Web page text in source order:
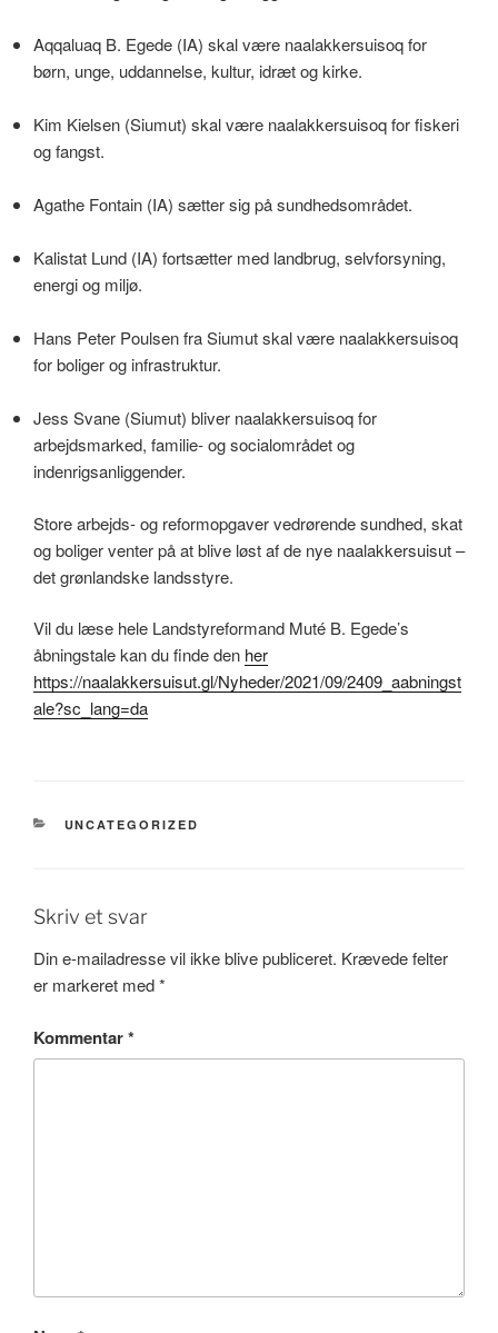
Aqqaluaq B. Egede (IA) skal være naalakkersuisoq for
børn, unge, uddannelse, kultur, idræt og kirke.
Kim Kielsen (Siumut) skal være naalakkersuisoq for fiskeri
og fangst.
Agathe Fontain (IA) sætter sig på sundhedsområdet.
Kalistat Lund (IA) fortsætter med landbrug, selvforsyning,
energi og miljø.
Hans Peter Poulsen fra Siumut skal være naalakkersuisoq
for boliger og infrastruktur.
Jess Svane (Siumut) bliver naalakkersuisoq for
arbejdsmarked, familie- og socialområdet og
indenrigsanliggender.
Store arbejds- og reformopgaver vedrørende sundhed, skat
og boliger venter på at blive løst af de nye naalakkersuisut –
det grønlandske landsstyre.
Vil du læse hele Landstyreformand Muté B. Egede’s
åbningstale kan du finde den her
https://naalakkersuisut.gl/Nyheder/2021/09/2409_aabningst
ale?sc_lang=da
KATEGORIER
UNCATEGORIZED
Skriv et svar
Din e-mailadresse vil ikke blive publiceret. Krævede felter
er markeret med*
Kommentar*